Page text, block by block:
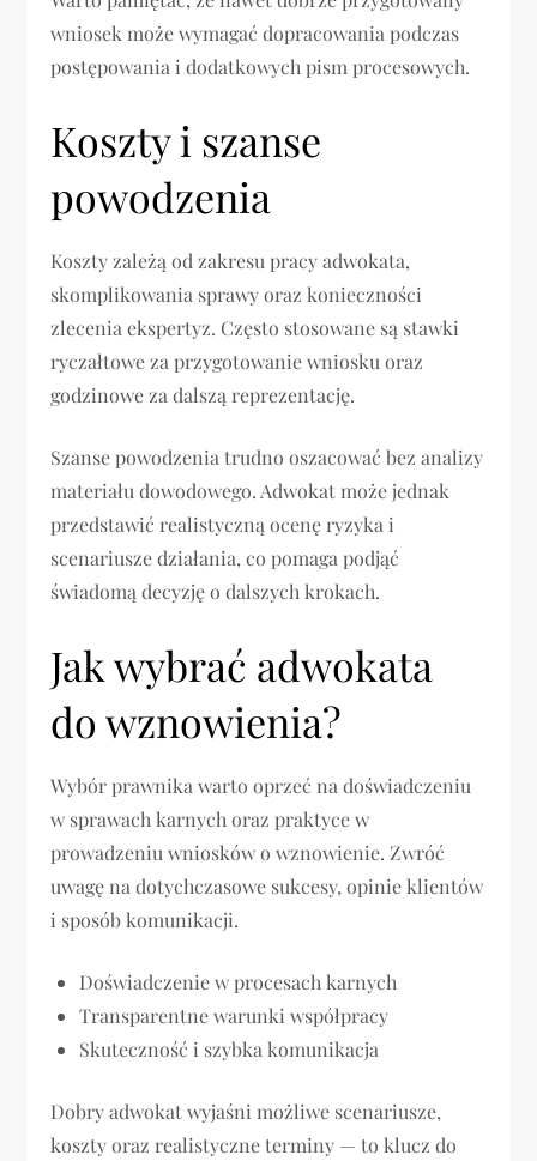
wniosek może wymagać dopracowania podczas
postępowania i dodatkowych pism procesowych.
Koszty i szanse
powodzenia
Koszty zależą od zakresu pracy adwokata,
skomplikowania sprawy oraz konieczności
zlecenia ekspertyz. Często stosowane są stawki
ryczałtowe za przygotowanie wniosku oraz
godzinowe za dalszą reprezentację.
Szanse powodzenia trudno oszacować bez analizy
materiału dowodowego. Adwokat może jednak
przedstawić realistyczną ocenę ryzyka i
scenariusze działania, co pomaga podjąć
świadomą decyzję o dalszych krokach.
Jak wybrać adwokata
do wznowienia?
Wybór prawnika warto oprzeć na doświadczeniu
w sprawach karnych oraz praktyce w
prowadzeniu wniosków o wznowienie. Zwróć
uwagę na dotychczasowe sukcesy, opinie klientów
i sposób komunikacji.
Doświadczenie w procesach karnych
Transparentne warunki współpracy
Skuteczność i szybka komunikacja
Dobry adwokat wyjaśni możliwe scenariusze,
koszty oraz realistyczne terminy — to klucz do